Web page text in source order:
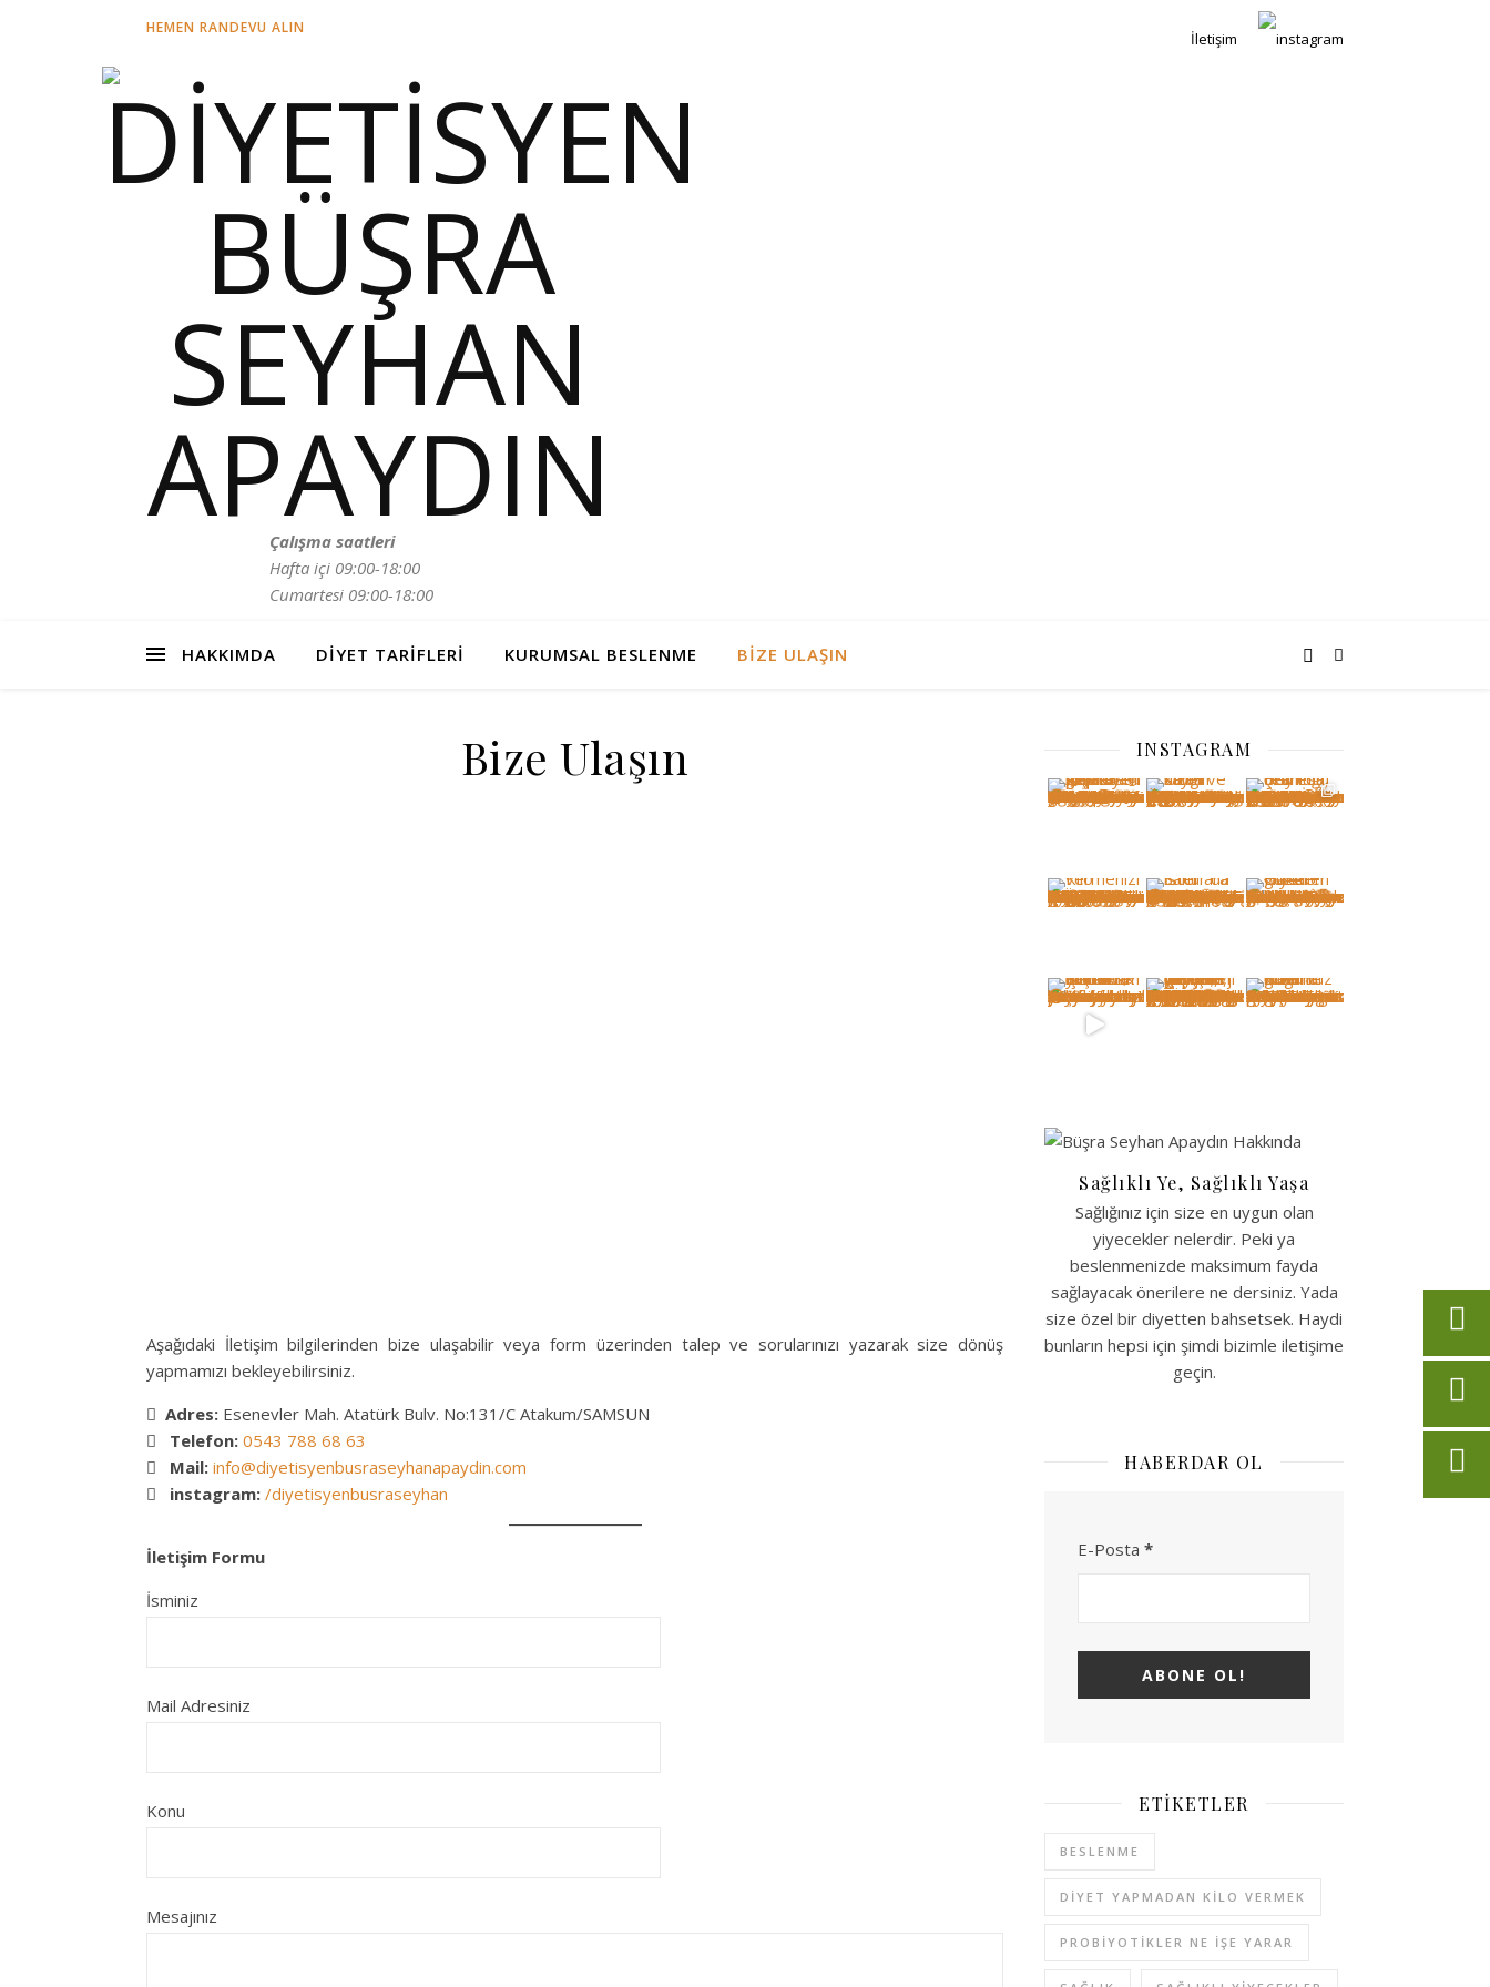
İletişim
HEMEN RANDEVU ALIN
Çalışma saatleri
Hafta içi 09:00-18:00
Cumartesi 09:00-18:00
HAKKIMDA DIYET TARIFLERI KURUMSAL BESLENME BIZE ULAŞIN
Bize Ulaşın
Aşağıdaki İletişim bilgilerinden bize ulaşabilir veya form üzerinden talep ve sorularınızı yazarak size dönüş
yapmamızı bekleyebilirsiniz.
Adres: Esenevler Mah. Atatürk Bulv. No:131/C Atakum/SAMSUN
Telefon: 0543 788 68 63
Mail: info@diyetisyenbusraseyhanapaydin.com
instagram: /diyetisyenbusraseyhan
İletişim Formu
İsminiz
Mail Adresiniz
Konu
Mesajınız
INSTAGRAM
Sağlıklı Ye, Sağlıklı Yaşa
Sağlığınız için size en uygun olan
yiyecekler nelerdir. Peki ya
beslenmenizde maksimum fayda
sağlayacak önerilere ne dersiniz. Yada
size özel bir diyetten bahsetsek. Haydi
bunların hepsi için şimdi bizimle iletişime
geçin.
HABERDAR OL
E-Posta *
ETIKETLER
BESLENME
DIYET YAPMADAN KILO VERMEK
PROBIYOTIKLER NE İŞE YARAR